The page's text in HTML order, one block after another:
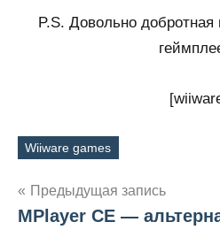
P.S. Довольно
Метки
Wiiware games
Навигация
по
Предыдущая запись
MPlayer CE —